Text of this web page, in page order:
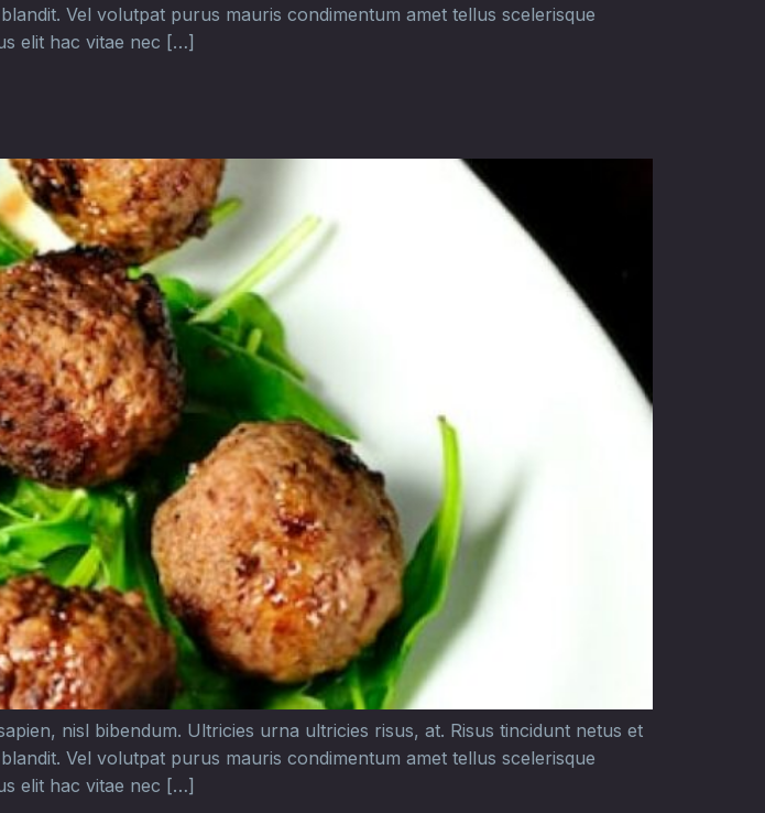
Vel volutpat purus mauris condimentum amet tellus scelerisque
elit hac vitae nec […]
nisl bibendum. Ultricies urna ultricies risus, at. Risus tincidunt netus et
Vel volutpat purus mauris condimentum amet tellus scelerisque
elit hac vitae nec […]